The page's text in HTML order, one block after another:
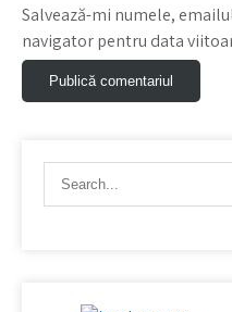
Salvează-mi numele,
navigator pentru data